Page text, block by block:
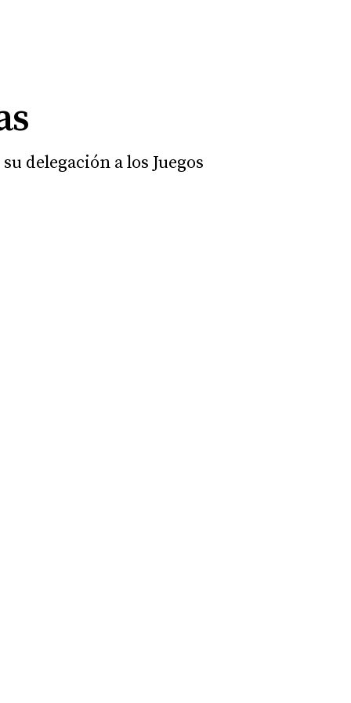
delegación a los Juegos